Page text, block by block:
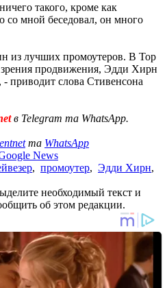
такого, кроме как
мной беседовал, он много
из лучших промоутеров. В Top
продвижения, Эдди Хирн
приводит слова Стивенсона
в Telegram та WhatsApp.
та WhatsApp
News
, промоутер, Эдди Хирн,
необходимый текст и
об этом редакции.